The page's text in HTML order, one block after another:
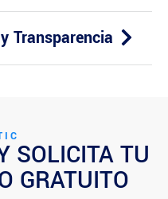
Transparencia
SOLICITA TU
GRATUITO